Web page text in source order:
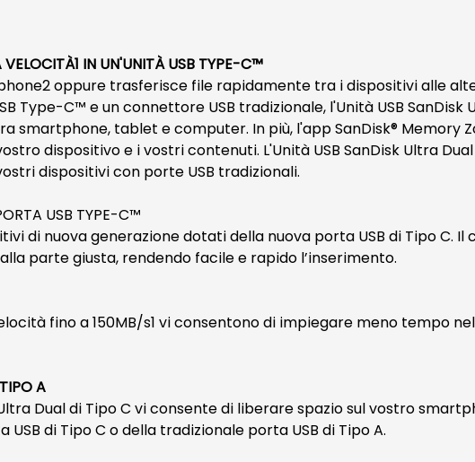
VELOCITÀ1 IN UN'UNITÀ USB TYPE-C™
oppure trasferisce file rapidamente tra i dispositivi alle
Type-C™ e un connettore USB tradizionale, l'Unità USB
tablet e computer. In più, l'app SanDisk® Memory
dispositivo e i vostri contenuti. L'Unità USB SanDisk Ultra
dispositivi con porte USB tradizionali.
USB TYPE-C™
di nuova generazione dotati della nuova porta USB di Tipo C.
parte giusta, rendendo facile e rapido l’inserimento.
fino a 150MB/s1 vi consentono di impiegare meno tempo
A
Dual di Tipo C vi consente di liberare spazio sul vostro
di Tipo C o della tradizionale porta USB di Tipo A.